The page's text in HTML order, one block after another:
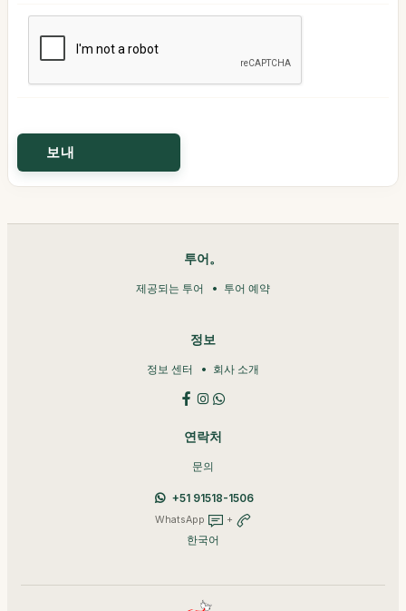
투어。
제공되는 투어 투어 예약
정보
정보 센터 회사 소개
연락처
문의
+51 91518-1506
WhatsApp +
한국어